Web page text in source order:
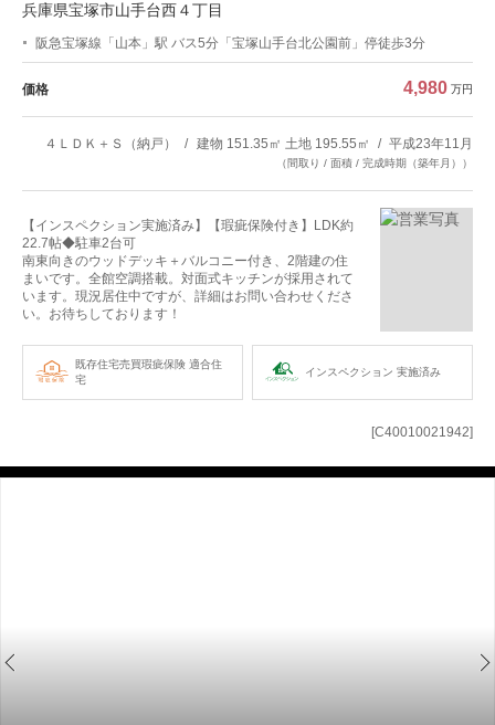
既存住宅売買瑕疵保険 適合住
宅
インスペクション 実施済み
[C40010021942]
兵庫県宝塚市山手台西４丁目
阪急宝塚線「山本」駅 バス5分「宝塚山手台北公園前」停徒歩3分
価格 4,980 万円
４ＬＤＫ＋Ｓ（納戸） 建物 151.35㎡ 土地 195.55㎡ 平成23年11月
（間取り / 面積 / 完成時期（築年月））
【インスペクション実施済み】【瑕疵保険付き】LDK約
22.7帖◆駐車2台可
南東向きのウッドデッキ＋バルコニー付き、2階建の住
まいです。全館空調搭載。対面式キッチンが採用されて
います。現況居住中ですが、詳細はお問い合わせくださ
い。お待ちしております！